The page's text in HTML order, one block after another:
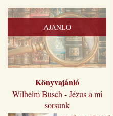
AJÁNLÓ
Könyvajánló
Wilhelm Busch - Jézus a mi
sorsunk